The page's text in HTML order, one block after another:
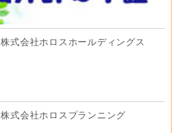
株式会社ホロスホールディングス
株式会社ホロスプランニング